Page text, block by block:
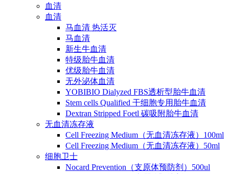
血清
血清
马血清 热活灭
马血清
新生牛血清
特级胎牛血清
优级胎牛血清
无外泌体血清
YOBIBIO Dialyzed FBS透析型胎牛血清
Stem cells Qualified 干细胞专用胎牛血清
Dextran Stripped Foetl 碳吸附胎牛血清
无血清冻存液
Cell Freezing Medium（无血清冻存液）100ml
Cell Freezing Medium（无血清冻存液）50ml
细胞卫士
Nocard Prevention（支原体预防剂）500ul